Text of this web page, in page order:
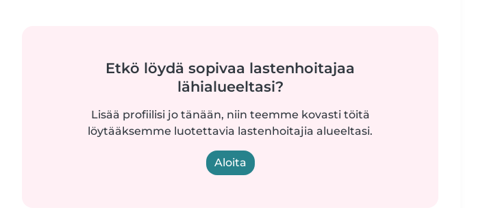
Etkö löydä sopivaa lastenhoitajaa
lähialueeltasi?
Lisää profiilisi jo tänään, niin teemme kovasti töitä
löytääksemme luotettavia lastenhoitajia alueeltasi.
Aloita